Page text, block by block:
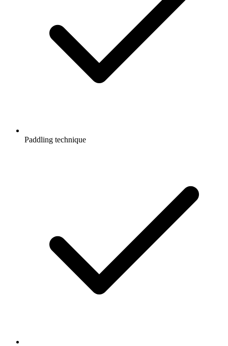
Paddling technique